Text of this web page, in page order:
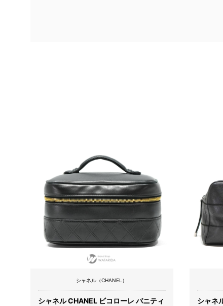
シャネル（CHANEL）
シャネル CHANEL ビコローレ バニティ
シャネ